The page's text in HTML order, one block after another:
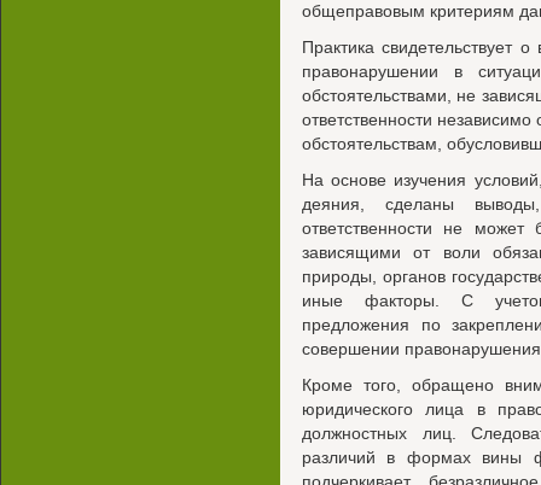
общеправовым критериям
Практика свидетельствует
правонарушении в
обстоятельствами, не
ответственности
обстоятельствам,
На основе изучения
деяния, сделаны
ответственности не может
зависящими от воли
природы, органов
иные факторы. С учетом
предложения по
совершении
Кроме того, обращено
юридического лица в
должностных лиц.
различий в формах вины